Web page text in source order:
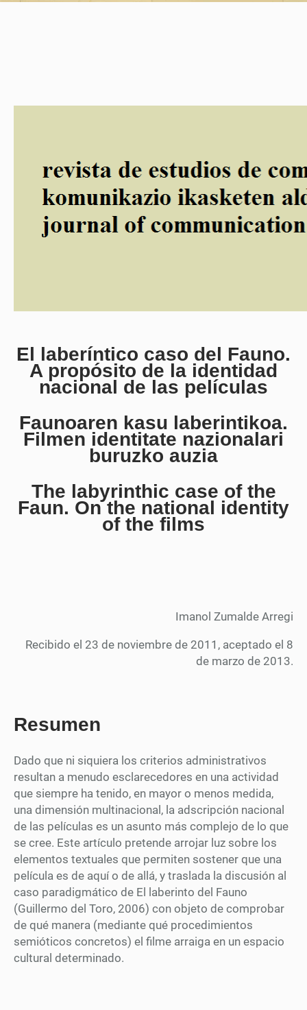
El laberíntico caso del Fauno.
A propósito de la identidad
nacional de las películas
Faunoaren kasu laberintikoa.
Filmen identitate nazionalari
buruzko auzia
The labyrinthic case of the
Faun. On the national identity
of the films
Imanol Zumalde Arregi
Recibido el 23 de noviembre de 2011, aceptado el 8
de marzo de 2013.
Resumen
Dado que ni siquiera los criterios administrativos
resultan a menudo esclarecedores en una actividad
que siempre ha tenido, en mayor o menos medida,
una dimensión multinacional, la adscripción nacional
de las películas es un asunto más complejo de lo que
se cree. Este artículo pretende arrojar luz sobre los
elementos textuales que permiten sostener que una
película es de aquí o de allá, y traslada la discusión al
caso paradigmático de El laberinto del Fauno
(Guillermo del Toro, 2006) con objeto de comprobar
de qué manera (mediante qué procedimientos
semióticos concretos) el filme arraiga en un espacio
cultural determinado.